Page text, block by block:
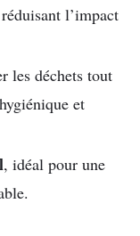
l’impact
les déchets tout
et
, idéal pour une